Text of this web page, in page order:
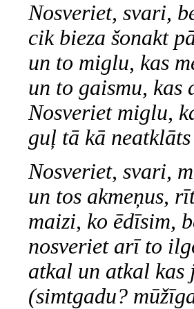
Nosveriet, svari,
cik bieza šonakt
un to miglu, kas
un to gaismu, kas
Nosveriet miglu,
guļ tā kā
Nosveriet, svari,
un tos akmeņus,
maizi, ko ēdīsim,
nosveriet arī to
atkal un atkal kas
(simtgadu?